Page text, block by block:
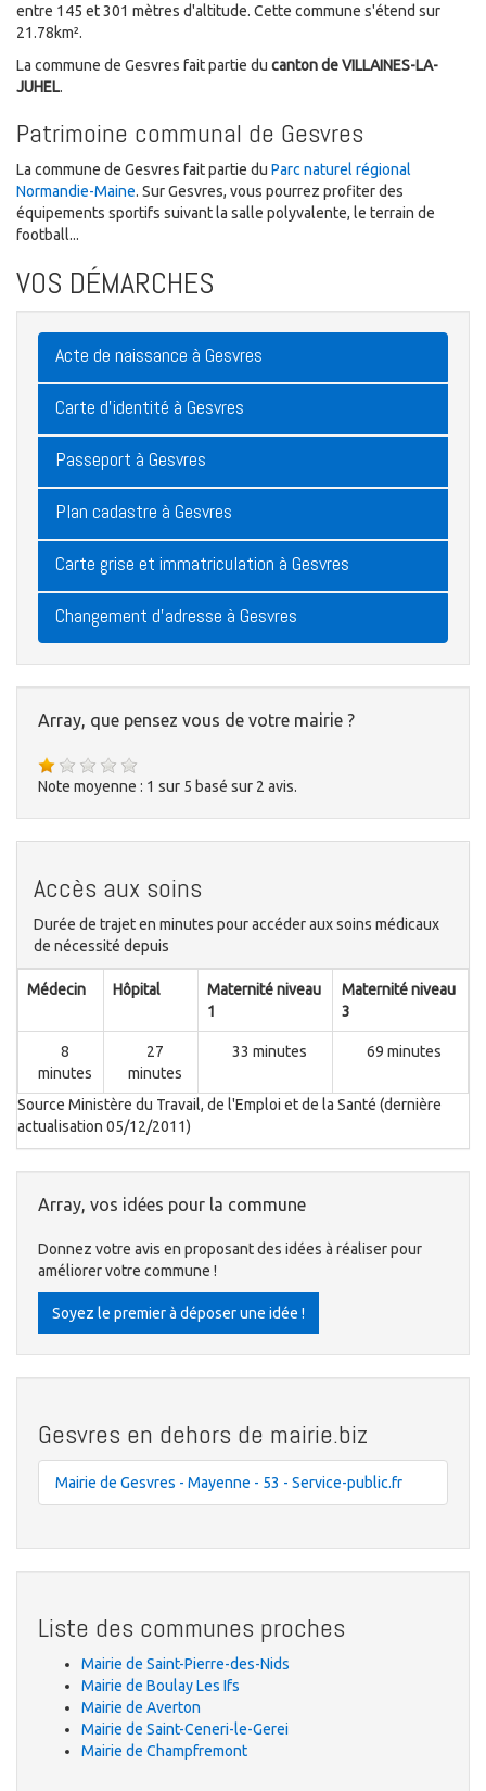
entre 145 et 301 mètres d'altitude. Cette commune s'étend sur
21.78km².
La commune de Gesvres fait partie du canton de VILLAINES-LA-
JUHEL.
Patrimoine communal de Gesvres
La commune de Gesvres fait partie du Parc naturel régional
Normandie-Maine. Sur Gesvres, vous pourrez profiter des
équipements sportifs suivant la salle polyvalente, le terrain de
football...
VOS DÉMARCHES
Acte de naissance à Gesvres
Carte d'identité à Gesvres
Passeport à Gesvres
Plan cadastre à Gesvres
Carte grise et immatriculation à Gesvres
Changement d'adresse à Gesvres
Array, que pensez vous de votre mairie ?
Note moyenne : 1 sur 5 basé sur 2 avis.
Accès aux soins
Durée de trajet en minutes pour accéder aux soins médicaux
de nécessité depuis
Médecin Hôpital
Maternité niveau
1
Maternité niveau
3
8
minutes
27
minutes
33 minutes 69 minutes
Source Ministère du Travail, de l'Emploi et de la Santé (dernière
actualisation 05/12/2011)
Array, vos idées pour la commune
Donnez votre avis en proposant des idées à réaliser pour
améliorer votre commune !
Soyez le premier à déposer une idée !
Gesvres en dehors de mairie.biz
Mairie de Gesvres - Mayenne - 53 - Service-public.fr
Liste des communes proches
Mairie de Saint-Pierre-des-Nids
Mairie de Boulay Les Ifs
Mairie de Averton
Mairie de Saint-Ceneri-le-Gerei
Mairie de Champfremont